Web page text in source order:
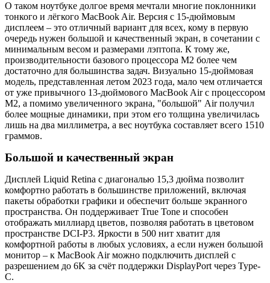
О таком ноутбуке долгое время мечтали многие поклонники
тонкого и лёгкого MacBook Air. Версия с 15-дюймовым
дисплеем – это отличный вариант для всех, кому в первую
очередь нужен большой и качественный экран, в сочетании с
минимальным весом и размерами лэптопа. К тому же,
производительности базового процессора M2 более чем
достаточно для большинства задач. Визуально 15-дюймовая
модель, представленная летом 2023 года, мало чем отличается
от уже привычного 13-дюймового MacBook Air с процессором
M2, а помимо увеличенного экрана, "большой" Air получил
более мощные динамики, при этом его толщина увеличилась
лишь на два миллиметра, а вес ноутбука составляет всего 1510
граммов.
Большой и качественный экран
Дисплей Liquid Retina с диагональю 15,3 дюйма позволит
комфортно работать в большинстве приложений, включая
пакеты обработки графики и обеспечит больше экранного
пространства. Он поддерживает True Tone и способен
отображать миллиард цветов, позволяя работать в цветовом
пространстве DCI-P3. Яркости в 500 нит хватит для
комфортной работы в любых условиях, а если нужен большой
монитор – к MacBook Air можно подключить дисплей с
разрешением до 6K за счёт поддержки DisplayPort через Type-
C.